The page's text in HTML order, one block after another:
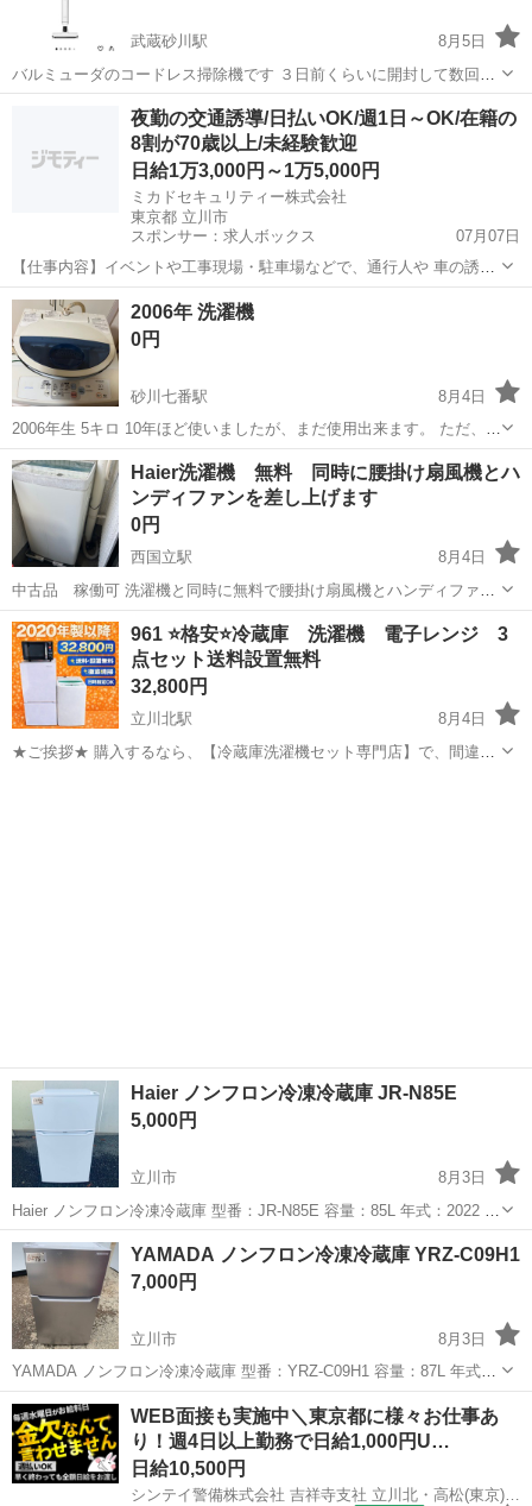
武蔵砂川駅
8月5日
バルミューダのコードレス掃除機です ３日前くらいに開封して数回使
用しましたがなんか思ったのと違かったので格安で欲しいかたにお譲
ります。ほぼ新品に近いです。 ...
立川市 武蔵砂川駅 生活家電
夜勤の交通誘導/日払いOK/週1日～OK/在籍の
8割が70歳以上/未経験歓迎
日給1万3,000円～1万5,000円
ミカドセキュリティー株式会社
東京都 立川市
スポンサー：求人ボックス
07月07日
【仕事内容】イベントや工事現場・駐車場などで、通行人や 車の誘
導・案内などをお願いします。 <スタッフの8割が70歳以上!> 現在、
在籍警備員さんは約140名ほどいますが、その8割がなんと70歳以上!
当社は定年が比較的遅いため、...
アルバイト・パート
2006年 洗濯機
0円
砂川七番駅
8月4日
2006年生 5キロ 10年ほど使いましたが、まだ使用出来ます。 ただ、脱
水の時に音がうるさいです。 3階ですが、取りに来て頂ける方、よろ
しくお願いいたします。
東京 立川市 砂川七番駅 生活家電
Haier洗濯機 無料 同時に腰掛け扇風機とハ
ンディファンを差し上げます
0円
西国立駅
8月4日
中古品 稼働可 洗濯機と同時に無料で腰掛け扇風機とハンディファン
を差し上げます サイズ:47x48x82mm 年製:2016年 稼働可(気になる所
はございません) 外側汚れがあり 買い替えの為お譲りいたします。 取
りに来...
東京 立川市 西国立駅 キッチン家電
ウルトラファインバブル
961 ⭐️格安⭐️冷蔵庫 洗濯機 電子レンジ 3
点セット送料設置無料
32,800円
立川北駅
8月4日
★ご挨拶★ 購入するなら、【冷蔵庫洗濯機セット専門店】で、間違い
Haier ノンフロン冷凍冷蔵庫 JR-N85E
5,000円
立川市
8月3日
Haier ノンフロン冷凍冷蔵庫 型番：JR-N85E 容量：85L 年式：2022 サ
イズ：幅474×奥行500×高さ857(㎜) 管理コード：R5886272 ※側面に
凹みあり ※付属品は写真に写っているも...
東京 立川市
YAMADA ノンフロン冷凍冷蔵庫 YRZ-C09H1
7,000円
立川市
8月3日
YAMADA ノンフロン冷凍冷蔵庫 型番：YRZ-C09H1 容量：87L 年式：
2022 サイズ：幅478×奥行505×高さ850(mm) 管理コード：R5886276
※正面及び側面に傷凹みあり ※付属品は...
東京 立川市 キッチン家電
WEB面接も実施中＼東京都に様々お仕事あ
り！週4日以上勤務で日給1,000円U…
日給10,500円
シンテイ警備株式会社 吉祥寺支社 立川北・高松(東京)・柴崎体育館(24)エリア/A3203200118